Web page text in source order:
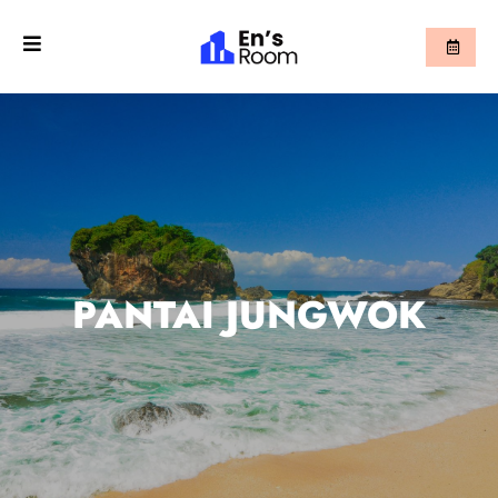
PANTAI JUNGWOK